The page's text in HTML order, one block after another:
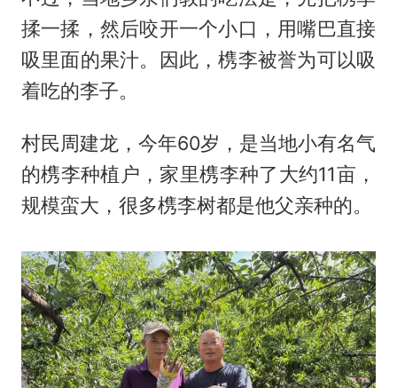
揉一揉，然后咬开一个小口，用嘴巴直接
吸里面的果汁。因此，槜李被誉为可以吸
着吃的李子。
村民周建龙，今年60岁，是当地小有名气
的槜李种植户，家里槜李种了大约11亩，
规模蛮大，很多槜李树都是他父亲种的。